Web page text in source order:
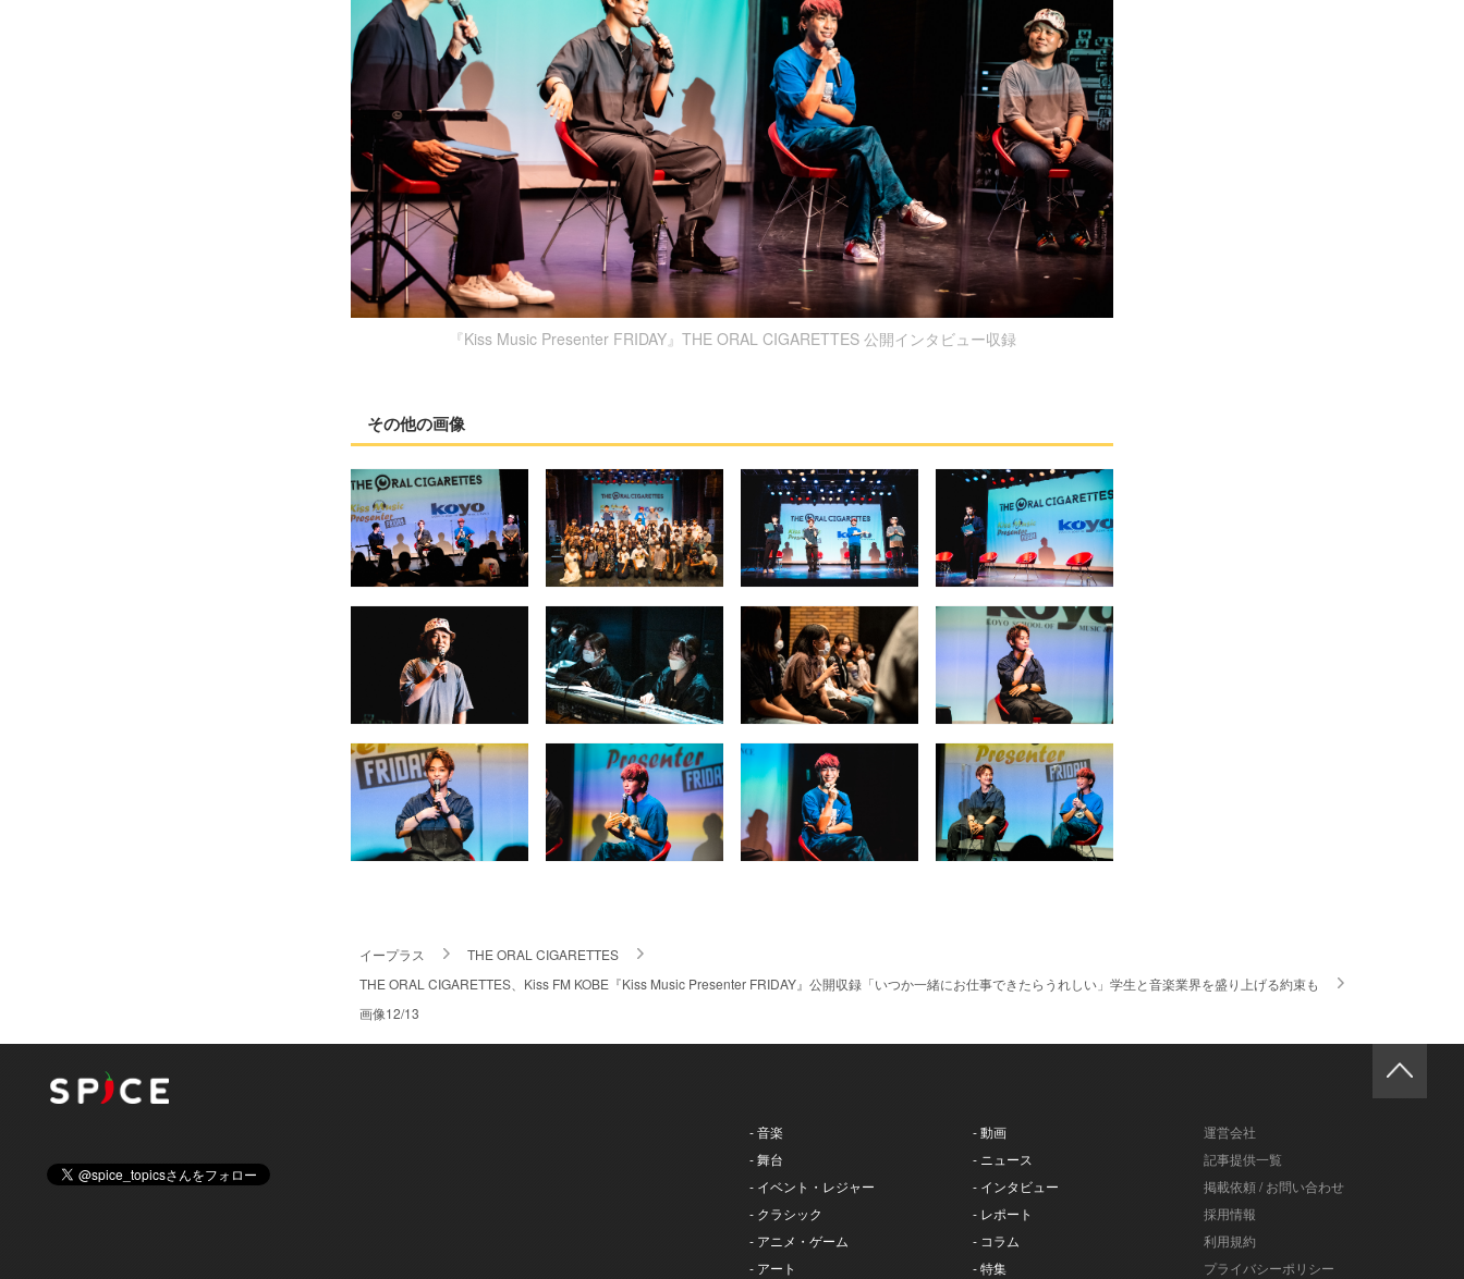
『Kiss Music Presenter FRIDAY』THE ORAL CIGARETTES 公開インタビュー収録
その他の画像
イープラス
THE ORAL CIGARETTES
THE ORAL CIGARETTES、Kiss FM KOBE『Kiss Music Presenter FRIDAY』公開収録「いつか一緒にお仕事できたらうれしい」学生と音楽業界を盛り上げる約束も
画像12/13
- 音楽
- 舞台
- イベント・レジャー
- クラシック
- アニメ・ゲーム
- アート
- 動画
- ニュース
- インタビュー
- レポート
- コラム
- 特集
運営会社
記事提供一覧
掲載依頼 / お問い合わせ
採用情報
利用規約
プライバシーポリシー